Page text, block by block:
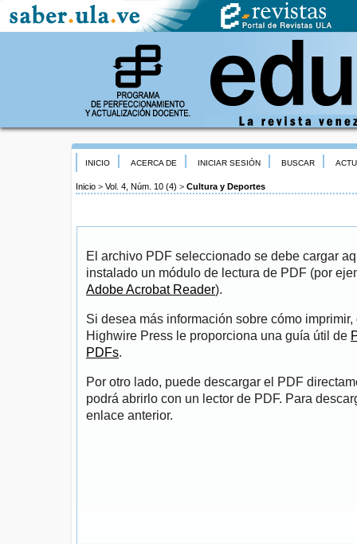
INICIO ACERCA DE INICIAR SESIÓN BUSCAR
Inicio > Vol. 4, Núm. 10 (4) > Cultura y Deportes
El archivo PDF seleccionado se debe cargar
instalado un módulo de lectura de PDF (por
Adobe Acrobat Reader).
Si desea más información sobre cómo
Highwire Press le proporciona una guía útil de
PDFs.
Por otro lado, puede descargar el PDF
podrá abrirlo con un lector de PDF. Para
enlace anterior.